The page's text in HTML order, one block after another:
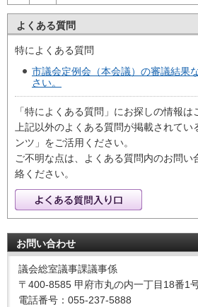
よくある質問
特によくある質問
市議会定例会（本会議）の審議結果
さい。
「特によくある質問」にお探しの情報は
上記以外のよくある質問が掲載されて
ンツ」をご活用ください。
ご不明な点は、よくある質問内のお問い
絡ください。
お問い合わせ
議会総室議事課議事係
〒400-8585 甲府市丸の内一丁目18番1
電話番号：055-237-5888